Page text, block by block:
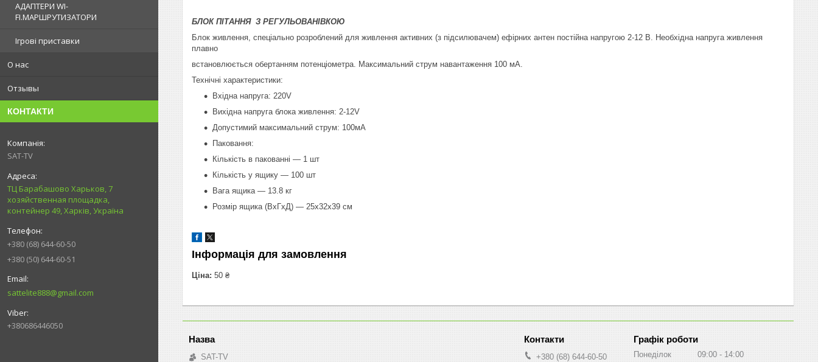
АДАПТЕРИ WI-
FI.МАРШРУТИЗАТОРИ
Ігрові приставки
О нас
Отзывы
КОНТАКТИ
SAT-TV
ТЦ Барабашово Харьков, 7
хозяйственная площадка,
контейнер 49, Харків, Україна
+380 (68) 644-60-50
+380 (50) 644-60-51
sattelite888@gmail.com
+380686446050
БЛОК ПІТАННЯ З РЕГУЛЬОВАНІВКОЮ
Блок живлення, спеціально розроблений для живлення активних (з підсилювачем) ефірних антен постійна напругою 2-12 В. Необхідна напруга живлення
плавно
встановлюється обертанням потенціометра. Максимальний струм навантаження 100 мА.
Технічні характеристики:
Вхідна напруга: 220V
Вихідна напруга блока живлення: 2-12V
Допустимий максимальний струм: 100мА
Паковання:
Кількість в пакованні — 1 шт
Кількість у ящику — 100 шт
Вага ящика — 13.8 кг
Розмір ящика (ВxГxД) — 25x32x39 см
Інформація для замовлення
Ціна: 50 ₴
SAT-TV +380 (68) 644-60-50
Графік роботи
Понеділок 09:00 14:00